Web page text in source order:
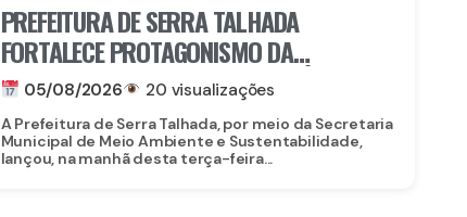
PREFEITURA DE SERRA TALHADA
FORTALECE PROTAGONISMO DA
JUVENTUDE NO ENFRENTAMENTO ÀS
MUDANÇAS CLIMÁTICAS
05/08/2026 20 visualizações
A Prefeitura de Serra Talhada, por meio da Secretaria
Municipal de Meio Ambiente e Sustentabilidade,
lançou, na manhã desta terça-feira...